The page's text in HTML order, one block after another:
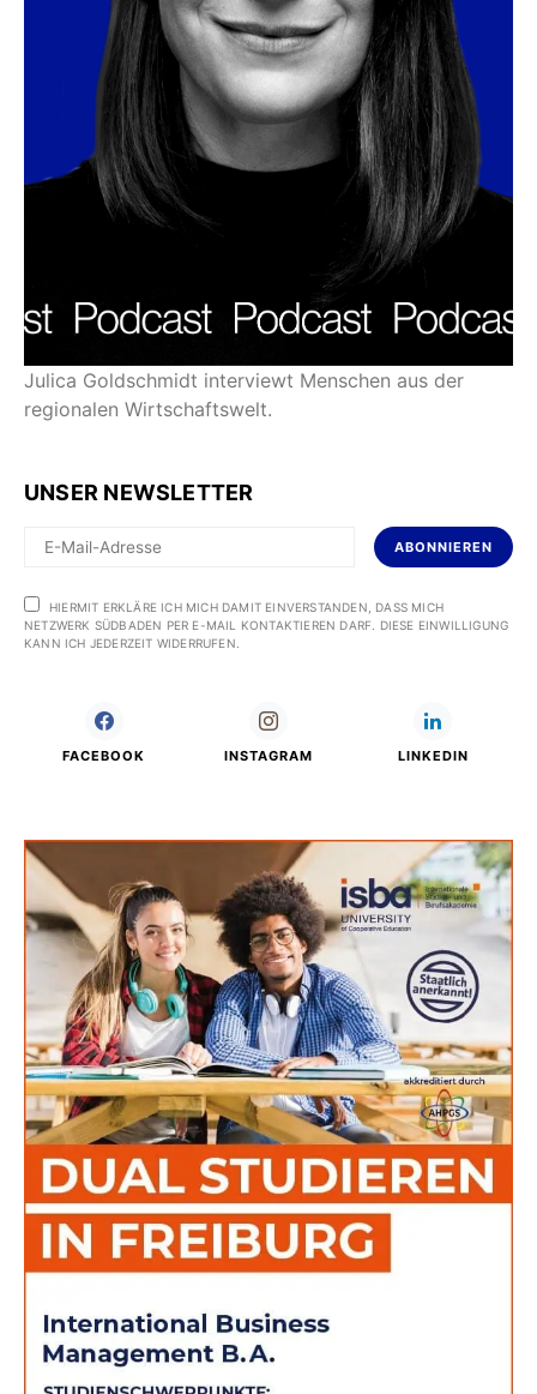
Julica Goldschmidt interviewt Menschen aus der
regionalen Wirtschaftswelt.
UNSER NEWSLETTER
ABONNIEREN
HIERMIT ERKLÄRE ICH MICH DAMIT EINVERSTANDEN, DASS MICH
NETZWERK SÜDBADEN PER E-MAIL KONTAKTIEREN DARF. DIESE EINWILLIGUNG
KANN ICH JEDERZEIT WIDERRUFEN.
FACEBOOK INSTAGRAM LINKEDIN